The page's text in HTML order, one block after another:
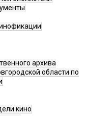
архива
области по
кино